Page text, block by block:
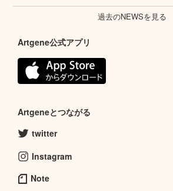
過去のNEWSを見る
Artgene公式アプリ
Artgeneとつながる
twitter
Instagram
Note